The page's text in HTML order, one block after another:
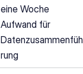
eine Woche
Aufwand für
Datenzusammenfüh
rung